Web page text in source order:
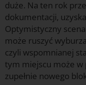
duże. Na ten rok
dokumentacji,
Optymistyczny
może ruszyć
czyli wspomnianej
tym miejscu może w
zupełnie nowego